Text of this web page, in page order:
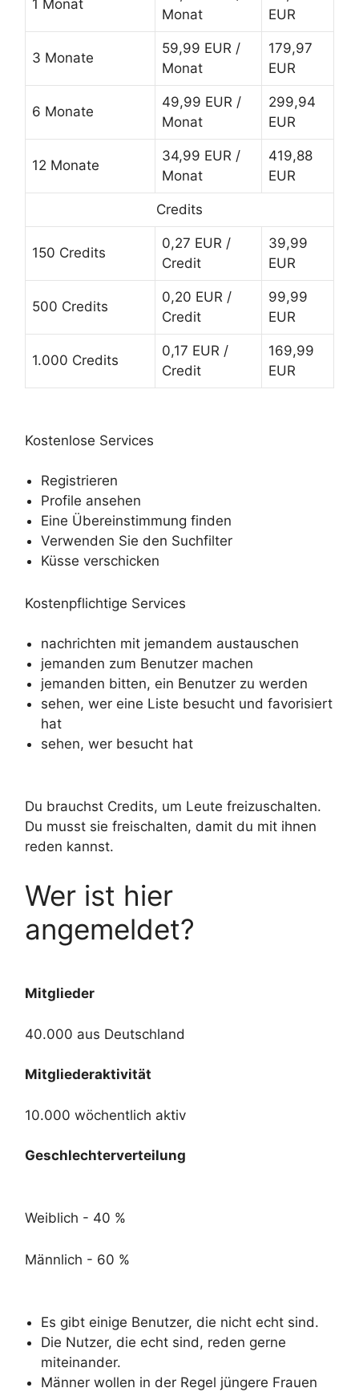
1 Monat
Monat
EUR
3 Monate
59,99 EUR /
Monat
179,97
EUR
6 Monate
49,99 EUR /
Monat
299,94
EUR
12 Monate
34,99 EUR /
Monat
419,88
EUR
Credits
150 Credits
0,27 EUR /
Credit
39,99
EUR
500 Credits
0,20 EUR /
Credit
99,99
EUR
1.000 Credits
0,17 EUR /
Credit
169,99
EUR
Kostenlose Services
Registrieren
Profile ansehen
Eine Übereinstimmung finden
Verwenden Sie den Suchfilter
Küsse verschicken
Kostenpflichtige Services
nachrichten mit jemandem austauschen
jemanden zum Benutzer machen
jemanden bitten, ein Benutzer zu werden
sehen, wer eine Liste besucht und favorisiert
hat
sehen, wer besucht hat
Du brauchst Credits, um Leute freizuschalten.
Du musst sie freischalten, damit du mit ihnen
reden kannst.
Wer ist hier
angemeldet?
Mitglieder
40.000 aus Deutschland
Mitgliederaktivität
10.000 wöchentlich aktiv
Geschlechterverteilung
Weiblich - 40 %
Männlich - 60 %
Es gibt einige Benutzer, die nicht echt sind.
Die Nutzer, die echt sind, reden gerne
miteinander.
Männer wollen in der Regel jüngere Frauen